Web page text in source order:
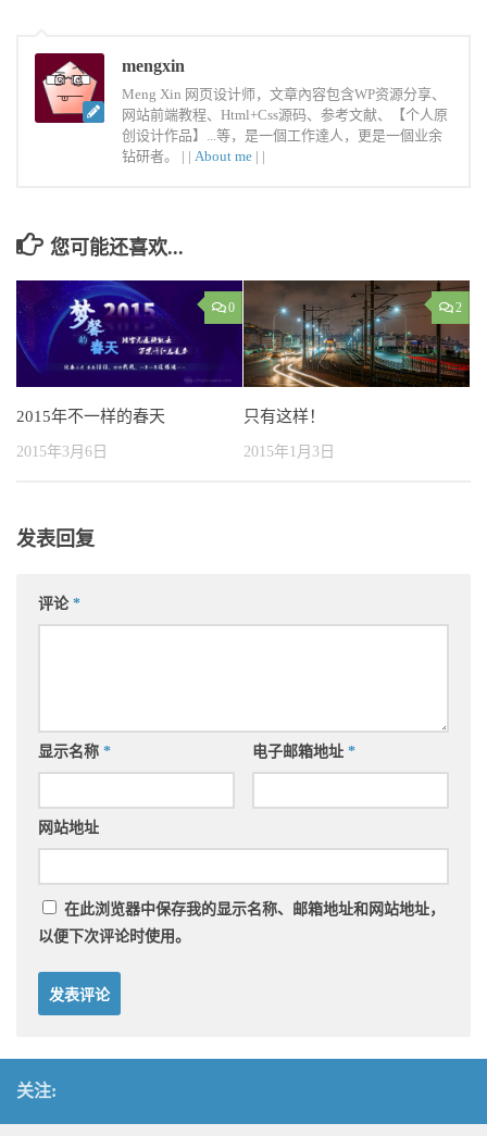
mengxin
Meng Xin 网页设计师，文章內容包含WP资源分享、
网站前端教程、Html+Css源码、参考文献、【个人原
创设计作品】...等，是一個工作達人，更是一個业余
钻研者。 | | About me | |
您可能还喜欢...
0
2015年不一样的春天
2015年3月6日
2
只有这样！
2015年1月3日
发表回复
评论 *
显示名称 * 电子邮箱地址 *
网站地址
在此浏览器中保存我的显示名称、邮箱地址和网站地址，
以便下次评论时使用。
关注: